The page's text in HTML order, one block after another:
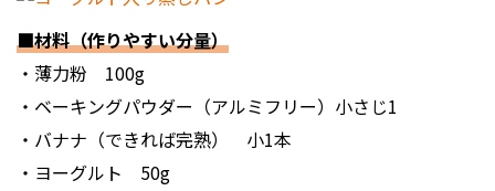
■材料（作りやすい分量）
・薄力粉 100g
・ベーキングパウダー（アルミフリー）小さじ1
・バナナ（できれば完熟） 小1本
・ヨーグルト 50g